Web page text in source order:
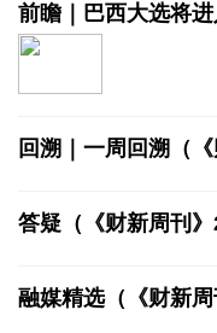
前瞻｜巴西大选将
回溯｜一周回溯（
答疑（《财新周刊》
融媒精选（《财新周